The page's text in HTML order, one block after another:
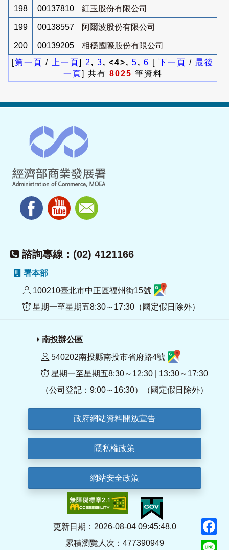
198 00137810 紅玉股份有限公司
199 00138557 阿爾波股份有限公司
200 00139205
相穩國際股份有限公司
[第一頁 / 上一頁] 2 , 3, <4>, 5, 6 [ 下一頁 / 最後
一頁] 共有 8025 筆資料
諮詢專線：(02) 4121166
署本部
100210臺北市中正區福州街15號
星期一至星期五8:30～17:30（國定假日除外）
南投辦公區
540202南投縣南投市省府路4號
星期一至星期五8:30～12:30 | 13:30～17:30
（公司登記：9:00～16:30）（國定假日除外）
政府網站資料開放宣告
隱私權政策
網站安全政策
更新日期：2026-08-04 09:45:48.0
累積瀏覽人次：477390949